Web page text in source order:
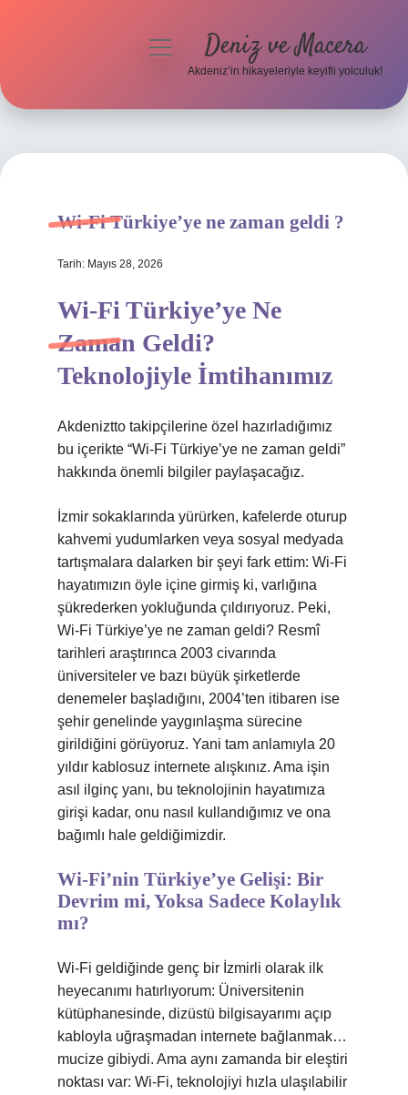
Hakkımızda
menüyü Deniz ve Macera
Akdeniz’in hikayeleriyle keyifli yolculuk!
Wi-Fi Türkiye’ye ne zaman geldi ?
Tarih: Mayıs 28, 2026
Wi-Fi Türkiye’ye Ne
Zaman Geldi?
Teknolojiyle İmtihanımız
Akdeniztto takipçilerine özel hazırladığımız
bu içerikte “Wi-Fi Türkiye’ye ne zaman geldi”
hakkında önemli bilgiler paylaşacağız.
İzmir sokaklarında yürürken, kafelerde oturup
kahvemi yudumlarken veya sosyal medyada
tartışmalara dalarken bir şeyi fark ettim: Wi-Fi
hayatımızın öyle içine girmiş ki, varlığına
şükrederken yokluğunda çıldırıyoruz. Peki,
Wi-Fi Türkiye’ye ne zaman geldi? Resmî
tarihleri araştırınca 2003 civarında
üniversiteler ve bazı büyük şirketlerde
denemeler başladığını, 2004’ten itibaren ise
şehir genelinde yaygınlaşma sürecine
girildiğini görüyoruz. Yani tam anlamıyla 20
yıldır kablosuz internete alışkınız. Ama işin
asıl ilginç yanı, bu teknolojinin hayatımıza
girişi kadar, onu nasıl kullandığımız ve ona
bağımlı hale geldiğimizdir.
Wi-Fi’nin Türkiye’ye Gelişi: Bir
Devrim mi, Yoksa Sadece Kolaylık
mı?
Wi-Fi geldiğinde genç bir İzmirli olarak ilk
heyecanımı hatırlıyorum: Üniversitenin
kütüphanesinde, dizüstü bilgisayarımı açıp
kabloyla uğraşmadan internete bağlanmak…
mucize gibiydi. Ama aynı zamanda bir eleştiri
noktası var: Wi-Fi, teknolojiyi hızla ulaşılabilir